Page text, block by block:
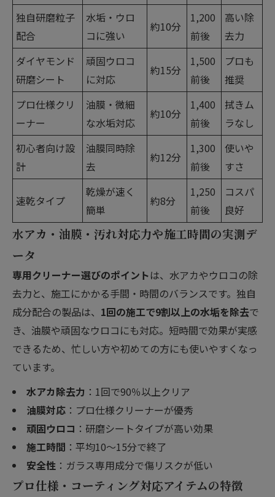
独自研磨粒子
配合
水垢・ウロ
コに強い
約10分
1,200
前後
高い除
去力
ダイヤモンド
研磨シート
頑固ウロコ
に対応
約15分
1,500
前後
プロも
推奨
プロ仕様クリ
ーナー
油膜・微細
な水垢対応
約10分
1,400
前後
拭きム
ラなし
初心者向け設
計
油膜同時除
去
約12分
1,300
前後
使いや
すさ
速乾タイプ
乾燥が速く
簡単
約8分
1,250
前後
コスパ
良好
水アカ・油膜・汚れ対応力や施工時間の実測デ
ータ
専用クリーナー選びのポイントは、水アカやウロコの除
去力と、施工にかかる手間・時間のバランスです。独自
成分配合の製品は、 1回の施工で9割以上の水垢を除去で
き、油膜や頑固なウロコにも対応。短時間で効果が実感
できるため、忙しい方や初めての方にも使いやすくなっ
ています。
水アカ除去力 ：1回で90％以上クリア
油膜対応：プロ仕様クリーナーが優秀
頑固ウロコ ：研磨シートタイプが高い効果
施工時間 ：平均10～15分で終了
安全性：ガラス専用成分で傷リスクが低い
プロ仕様・コーティング対応アイテムの特徴